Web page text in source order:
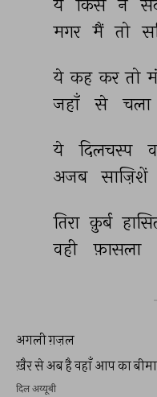
ये किस ने
मगर मैं तो
ये कह कर तो
जहाँ
से चला
ये दिलचस्प
अजब
साज़िशें
तिरा क़ुर्ब
वही
फ़ासला
अगली ग़ज़ल
ख़ैर से अब है वहाँ आप का
दिल अय्यूबी